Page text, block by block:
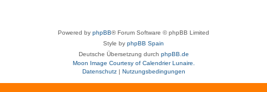
Powered by phpBB® Forum Software © phpBB Limited
Style by phpBB Spain
Deutsche Übersetzung durch phpBB.de
Moon Image Courtesy of Calendrier Lunaire.
Datenschutz| Nutzungsbedingungen